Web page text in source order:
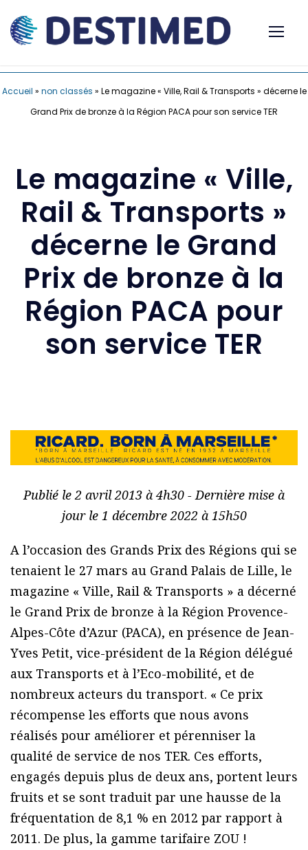
Accueil » non classés » Le magazine « Ville, Rail & Transports » décerne le
Grand Prix de bronze à la Région PACA pour son service TER
Le magazine « Ville,
Rail & Transports »
décerne le Grand
Prix de bronze à la
Région PACA pour
son service TER
Publié le 2 avril 2013 à 4h30 - Dernière mise à
jour le 1 décembre 2022 à 15h50
A l’occasion des Grands Prix des Régions qui se
tenaient le 27 mars au Grand Palais de Lille, le
magazine « Ville, Rail & Transports » a décerné
le Grand Prix de bronze à la Région Provence-
Alpes-Côte d’Azur (PACA), en présence de Jean-
Yves Petit, vice-président de la Région délégué
aux Transports et à l’Eco-mobilité, et de
nombreux acteurs du transport. « Ce prix
récompense les efforts que nous avons
réalisés pour améliorer et pérenniser la
qualité de service de nos TER. Ces efforts,
engagés depuis plus de deux ans, portent leurs
fruits et se sont traduit par une hausse de la
fréquentation de 8,1 % en 2012 par rapport à
2011. De plus, la gamme tarifaire ZOU !